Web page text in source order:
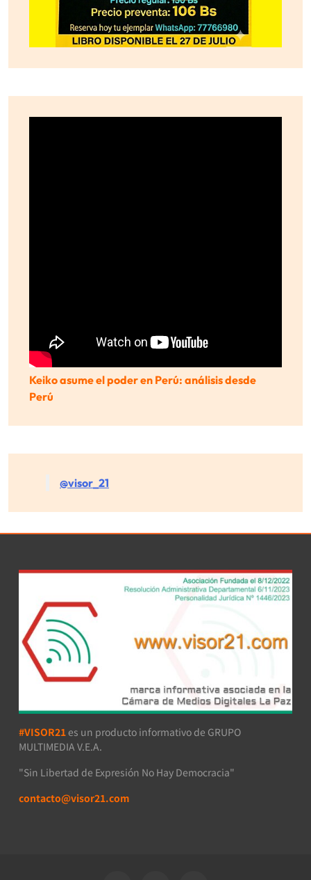
Keiko asume el poder en Perú: análisis desde
Perú
@visor_21
#VISOR21 es un producto informativo de GRUPO
MULTIMEDIA V.E.A.
"Sin Libertad de Expresión No Hay Democracia"
contacto@visor21.com